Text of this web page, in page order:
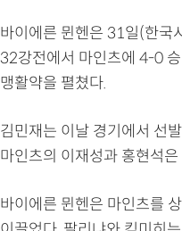
바이에른 뮌헨은 31일(한국
32강전에서 마인츠에 4-0
맹활약을 펼쳤다.
김민재는 이날 경기에서 선
마인츠의 이재성과 홍현석
바이에른 뮌헨은 마인츠를